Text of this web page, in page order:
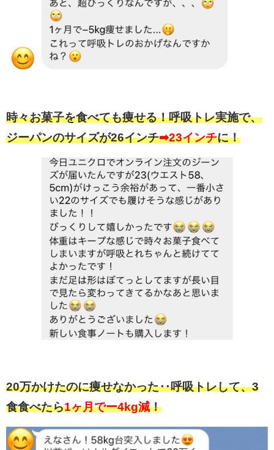
時々お菓子を食べても痩せる！呼吸トレ実施で、
ジーパンのサイズが26インチ➡︎23インチに！
20万かけたのに痩せなかった‥呼吸トレして、3
食食べたら1ヶ月でー4kg減！